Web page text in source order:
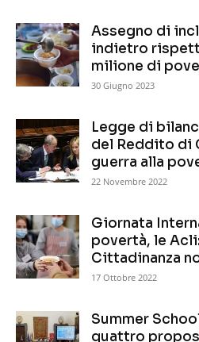
Assegno di
indietro
milione di
30 Giugno 2023
Legge di
del Reddito di
guerra alla
22 Novembre 2022
Giornata
povertà, le
Cittadinanza
17 Ottobre 2022
Summer
quattro